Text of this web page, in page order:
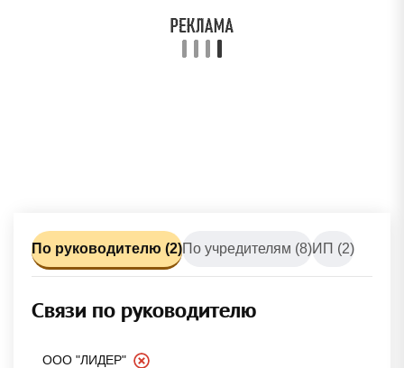
По руководителю (2)По учредителям (8)ИП (2)
Связи по руководителю
ООО "ЛИДЕР"